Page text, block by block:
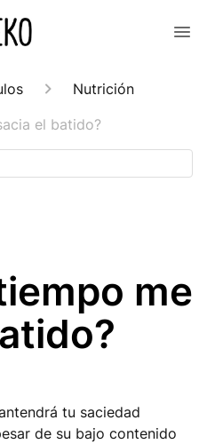
Nutrición
el batido?
me
tu saciedad
de su bajo contenido